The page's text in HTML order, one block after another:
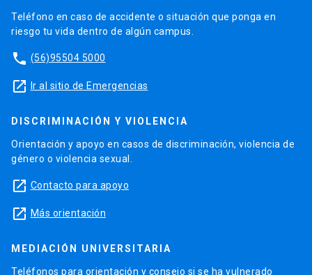
Teléfono en caso de accidente o situación que ponga en
riesgo tu vida dentro de algún campus.
phone (56)95504 5000
launch Ir al sitio de Emergencias
DISCRIMINACIÓN Y VIOLENCIA
Orientación y apoyo en casos de discriminación, violencia de
género o violencia sexual.
launch Contacto para apoyo
launch Más orientación
MEDIACIÓN UNIVERSITARIA
Teléfonos para orientación y consejo si se ha vulnerado